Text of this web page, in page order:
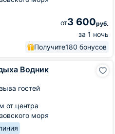
от3 600руб.
за 1 ночь
Получите180 бонусов
Водник
гостей
от центра
моря